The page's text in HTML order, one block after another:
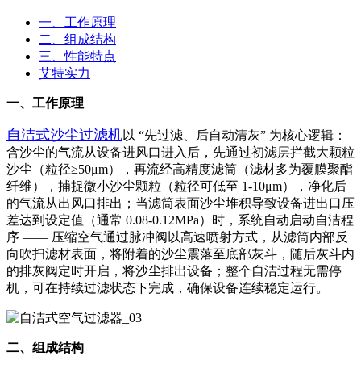
一、工作原理
二、组成结构
三、性能特点
艾特实力
一、工作原理
自洁式沙尘过滤机以 “先过滤、后自动清灰” 为核心逻辑：
含沙尘的气流从设备进风口进入后，先通过初滤层拦截大颗粒
沙尘（粒径≥50μm），再流经高精度滤筒（滤材多为覆膜聚酯
纤维），捕捉微小沙尘颗粒（粒径可低至 1-10μm），净化后
的气流从出风口排出；当滤筒表面沙尘堆积导致设备进出口压
差达到设定值（通常 0.08-0.12MPa）时，系统自动启动自洁程
序 —— 压缩空气通过脉冲阀以高速喷射方式，从滤筒内部反
向吹扫滤材表面，将附着的沙尘震落至底部灰斗，随后灰斗内
的排灰阀定时开启，将沙尘排出设备；整个自洁过程无需停
机，可在持续过滤状态下完成，确保设备连续稳定运行。
二、组成结构